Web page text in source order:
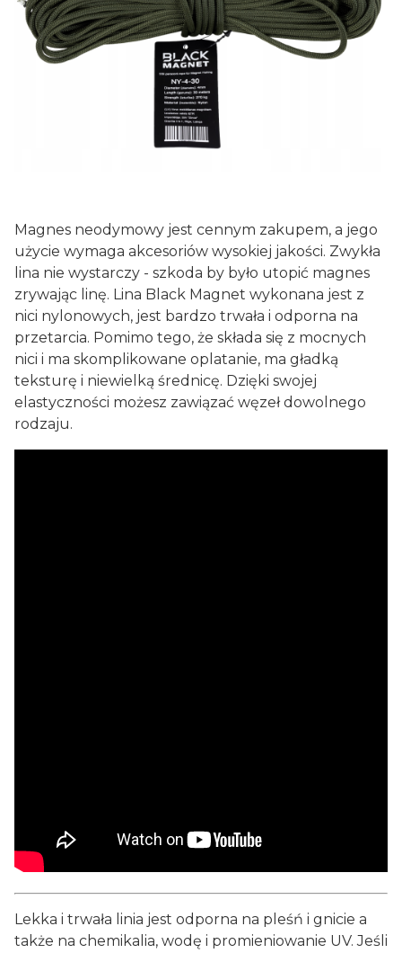
Magnes neodymowy jest cennym zakupem, a jego
użycie wymaga akcesoriów wysokiej jakości. Zwykła
lina nie wystarczy - szkoda by było utopić magnes
zrywając linę. Lina Black Magnet wykonana jest z
nici nylonowych, jest bardzo trwała i odporna na
przetarcia. Pomimo tego, że składa się z mocnych
nici i ma skomplikowane oplatanie, ma gładką
teksturę i niewielką średnicę. Dzięki swojej
elastyczności możesz zawiązać węzeł dowolnego
rodzaju.
Lekka i trwała linia jest odporna na pleśń i gnicie a
także na chemikalia, wodę i promieniowanie UV. Jeśli